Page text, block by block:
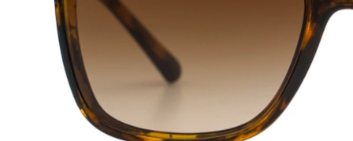
43 mm
Glashoogte Glasbreedte